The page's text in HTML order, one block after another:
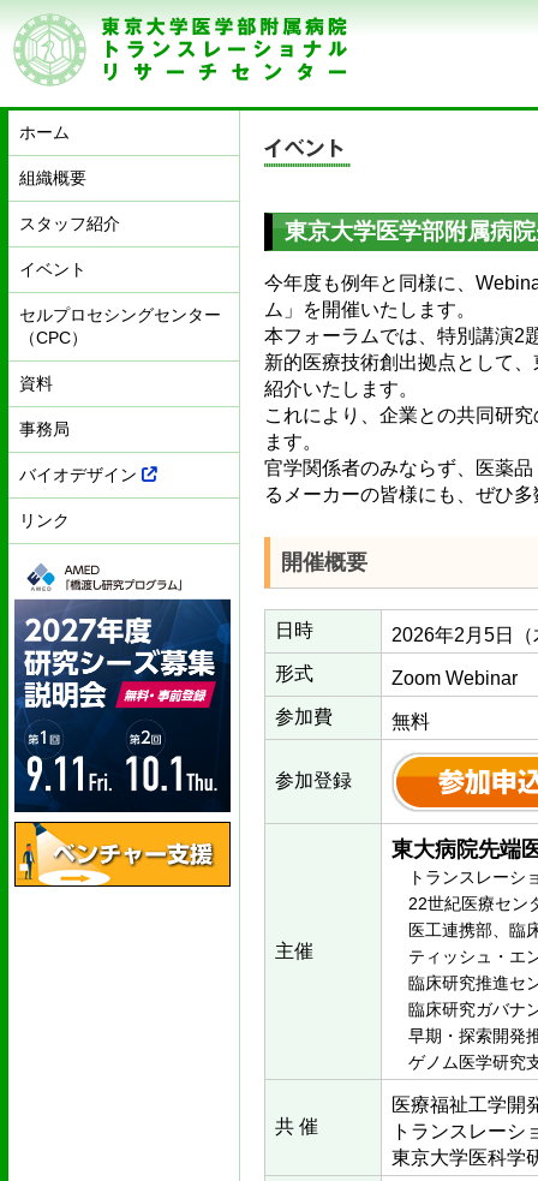
東京大学医学部附属病
今年度も例年と同様に、
ム」を開催いたします。
本フォーラムでは、特別講演2
新的医療技術創出拠点として
紹介いたします。
これにより、企業との共同研
ます。
官学関係者のみならず、医薬
るメーカーの皆様にも、ぜひ
開催概要
日時
2026年2月5日
形式
Zoom Webinar
参加費
無料
参加登録
主催
東大病院先端
トランスレーシ
22世紀医療セン
医工連携部、臨
ティッシュ・エ
臨床研究推進セ
臨床研究ガバナ
早期・探索開発
ゲノム医学研究
共 催
医療福祉工学開
トランスレー
東京大学医科学
ホーム
組織概要
スタッフ紹介
イベント
セルプロセシングセンター
（CPC）
資料
事務局
バイオデザイン
リンク